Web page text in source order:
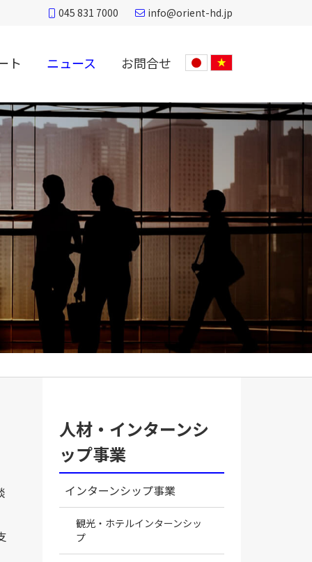
045 831 7000 info@orient-hd.jp
ト ニュース お問合せ
人材・インターンシ
ップ事業
インターンシップ事業
観光・ホテルインターンシッ
プ